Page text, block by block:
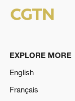
EXPLORE MORE
English
Français